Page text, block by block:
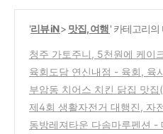
'리뷰 iN> 맛집, 여행' 카테고리의
청주 가토주니, 5천원에 케이
스(케익 뷔페)
(8)
육회도담 연신내점 - 육회, 육
는 쇠고기 한우 전문점 방문기
부암동 치어스 치킨 닭집 맛집
후라이드 치킨 포장주문을 시
문기
(0)
제4회 생활자전거 대행진, 자
북로를 달리는 행사 참여 후기
동방레져타운 다솜마루펜션 -